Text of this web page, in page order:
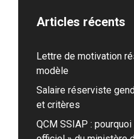
Articles récents
Lettre de motivation
modèle
Salaire réserviste
et critères
QCM SSIAP :